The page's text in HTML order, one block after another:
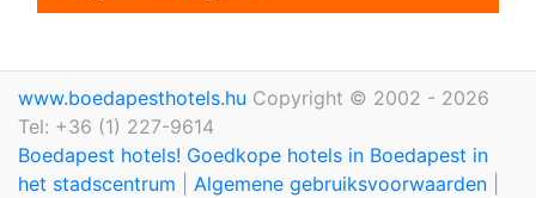
www.boedapesthotels.hu Copyright © 2002 - 2026
Tel: +36 (1) 227-9614
Boedapest hotels! Goedkope hotels in Boedapest in
het stadscentrum
Algemene gebruiksvoorwaarden